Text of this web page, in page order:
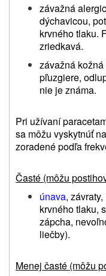
závažná
dýchavicou,
krvného tlaku.
zriedkavá.
závažná
pľuzgiere,
nie je známa.
Pri užívaní
sa môžu vyskytnúť
zoradené podľa
Časté (môžu
únava,
krvného tlaku,
zápcha,
liečby).
Menej časté (môžu